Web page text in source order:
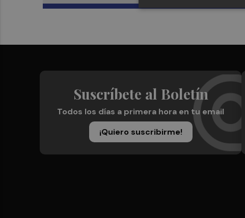
Suscríbete al Boletín
Todos los días a primera hora en tu email
¡Quiero suscribirme!